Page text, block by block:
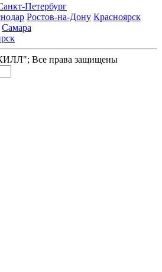
Петербург
Ростов-на-Дону Красноярск
Самара
Все права защищены